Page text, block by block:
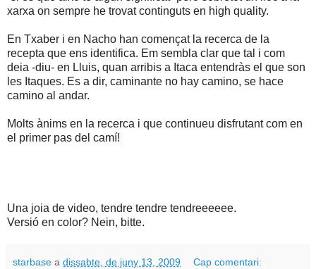
xarxa on sempre he trovat continguts en high quality.
En Txaber i en Nacho han començat la recerca de la
recepta que ens identifica. Em sembla clar que tal i com
deia -diu- en Lluis, quan arribis a Itaca entendràs el que son
les Itaques. Es a dir, caminante no hay camino, se hace
camino al andar.
Molts ànims en la recerca i que continueu disfrutant com en
el primer pas del camí!
Una joia de video, tendre tendre tendreeeeee.
Versió en color? Nein, bitte.
starbase a dissabte, de juny 13, 2009 Cap comentari: